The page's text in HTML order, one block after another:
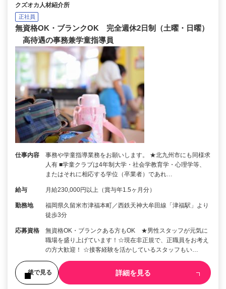
クズオカ人材紹介所
正社員
無資格OK・ブランクOK 完全週休2日制（土曜・日曜）
高待遇の事務兼学童指導員
仕事内容
事務や学童指導業務をお願いします。 ★北九州市にも同様求
人有 ■学童クラブは4年制大学・社会学教育学・心理学等、
またはそれに相応する学位（卒業者）であれ…
給与 月給230,000円以上（賞与年1.5ヶ月分）
勤務地
福岡県久留米市津福本町／西鉄天神大牟田線「津福駅」より
徒歩3分
応募資格
無資格OK・ブランクある方もOK ★男性スタッフが元気に
職場を盛り上げています！☆現在非正規で、正職員をお考え
の方大歓迎！ ☆接客経験を活かしているスタッフもい…
後で見る 詳細を見る